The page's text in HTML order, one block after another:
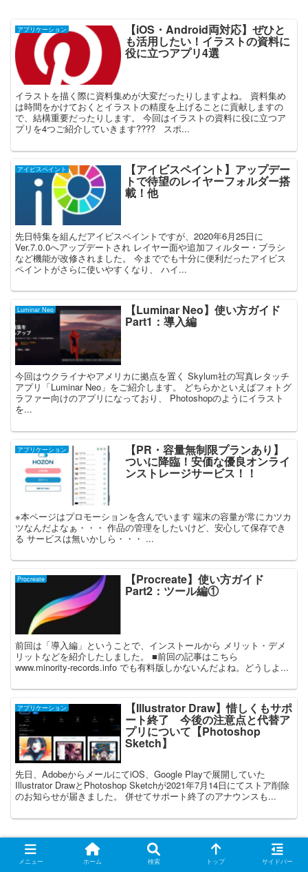
アプリケーション 【iOS・Android両対応】ぜひと
も活用したい！イラストの資料に
役に立つアプリ4選
イラストを描く際に資料集めが大変だったりしますよね。 資料集め
は時間をかけておくとイラストの精度を上げることに貢献しますの
で、結構重要だったりします。 今回はイラストの資料に役に立つア
プリを4つご紹介していきます???? スポ...
アイビスペイント 【アイビスペイント】アップデー
トで待望のレイヤーフォルダー搭
載！他
先日特集を組んだアイビスペイントですが、2020年6月25日に
Ver.7.0.0へアップデートされ レイヤー面や追加フィルター・ブラシ
など機能が改修されました。 今まででも十分に便利だったアイビス
ペイントがさらに使いやすくなり、 ハイ...
Luminar Neo 【Luminar Neo】使い方ガイド
Part1：導入編
今回はウクライナやアメリカに拠点を置く Skylum社の写真レタッチ
アプリ「Luminar Neo」をご紹介します。 どちらかといえばフォトグ
ラファー向けのアプリになっており、 Photoshopのようにイラスト
を...
アプリケーション 【PR・容量無制限プランあり】
ついに降臨！安価な優良オンライ
ンストレージサービス！！
※本ページはプロモーションを含んでいます 端末の容量が常にカツカ
ツなんだよなぁ・・・ 作品の管理をしたいけど、安心して保存でき
る サービスは無いかしら・・・ ...
Procreate 【Procreate】使い方ガイド
Part2：ツール編①
前回は「導入編」ということで、インストールから メリット・デメ
リットなどを紹介したしました。 ■前回の記事はこちら
www.minority-records.info でも有料版しかないんだよね。どうしよ...
アプリケーション 【Illustrator Draw】惜しくもサポ
ート終了 今後の注意点と代替ア
プリについて【Photoshop
Sketch】
先日、AdobeからメールにてiOS、Google Playで展開していた
Illustrator DrawとPhotoshop Sketchが2021年7月14日にてストア削除
のお知らせが届きました。 併せてサポート終了のアナウンスも...
メニュー ホーム 検索 トップ サイドバー